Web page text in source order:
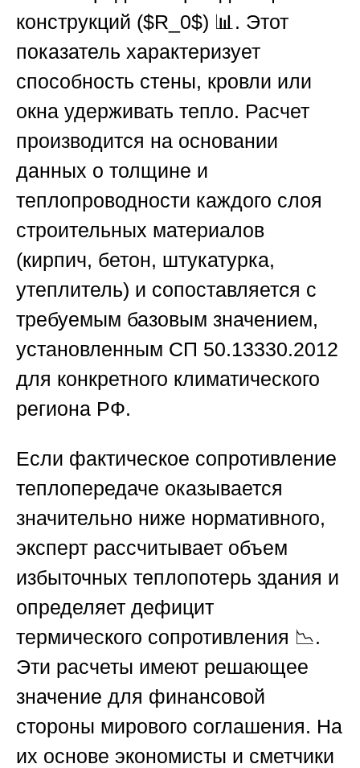
конструкций ($R_0$) 📊. Этот
показатель характеризует
способность стены, кровли или
окна удерживать тепло. Расчет
производится на основании
данных о толщине и
теплопроводности каждого слоя
строительных материалов
(кирпич, бетон, штукатурка,
утеплитель) и сопоставляется с
требуемым базовым значением,
установленным СП 50.13330.2012
для конкретного климатического
региона РФ.
Если фактическое сопротивление
теплопередаче оказывается
значительно ниже нормативного,
эксперт рассчитывает объем
избыточных теплопотерь здания и
определяет дефицит
термического сопротивления 📉.
Эти расчеты имеют решающее
значение для финансовой
стороны мирового соглашения. На
их основе экономисты и сметчики